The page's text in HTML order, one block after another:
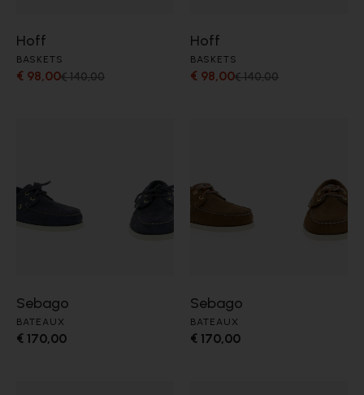
Hoff
BASKETS
€ 98,00€ 140,00
Hoff
BASKETS
€ 98,00€ 140,00
Sebago
BATEAUX
€ 170,00
Sebago
BATEAUX
€ 170,00